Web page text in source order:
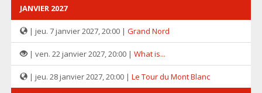
JANVIER 2027
| jeu. 7 janvier 2027, 20:00 | Grand Nord
| ven. 22 janvier 2027, 20:00 | What is...
| jeu. 28 janvier 2027, 20:00 | Le Tour du Mont Blanc